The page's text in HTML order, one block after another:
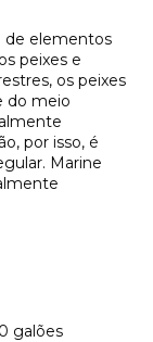
de elementos
peixes e
os peixes
do meio
por isso, é
Marine
galões